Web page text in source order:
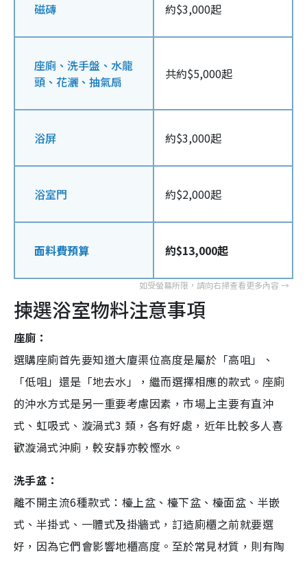
磁磚 約$3,000起
座廁、洗手盤、水龍
頭、花灑、抽氣扇
共約$5,000起
浴屏 約$3,000起
浴室門 約$2,000起
面料費預算 約$13,000起
揀選浴室物料注意事項
座廁：
選購座廁首先要知道大廈渠位高度是屬於「高咀」、
「低咀」還是「地去水」，繼而選擇相應的款式。座廁
的沖水方式是另一重要考慮因素，市場上主要有直沖
式、虹吸式、漩渦式3 類，各有好處，近年比較多人喜
歡漩渦式沖廁，較安靜亦較慳水。
洗手盆：
離不開主流6種款式：檯上盆、檯下盆、檯面盆、半嵌
式、半掛式、一體式及掛牆式，訂造廁櫃之前就要選
好，因為它們會影響地櫃高度。至於常見材質，則有陶